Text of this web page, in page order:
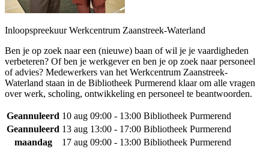
Inloopspreekuur Werkcentrum Zaanstreek-Waterland
Ben je op zoek naar een (nieuwe) baan of wil je je vaardigheden
verbeteren? Of ben je werkgever en ben je op zoek naar personeel
of advies? Medewerkers van het Werkcentrum Zaanstreek-
Waterland staan in de Bibliotheek Purmerend klaar om alle vragen
over werk, scholing, ontwikkeling en personeel te beantwoorden.
Geannuleerd 10 aug 09:00 - 13:00 Bibliotheek Purmerend
Geannuleerd 13 aug 13:00 - 17:00 Bibliotheek Purmerend
maandag
17 aug 09:00 - 13:00 Bibliotheek Purmerend